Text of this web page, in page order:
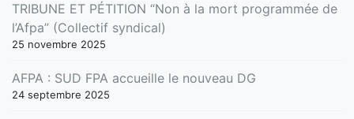
TRIBUNE ET PÉTITION “Non à la mort programmée de
l’Afpa” (Collectif syndical)
25 novembre 2025
AFPA : SUD FPA accueille le nouveau DG
24 septembre 2025